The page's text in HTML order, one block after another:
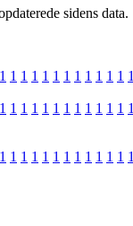
sidens data.
1 1 1 1 1 1 1 1 1 1 1 1 1
1 1 1 1 1 1 1 1 1 1 1 1 1
1 1 1 1 1 1 1 1 1 1 1 1 1